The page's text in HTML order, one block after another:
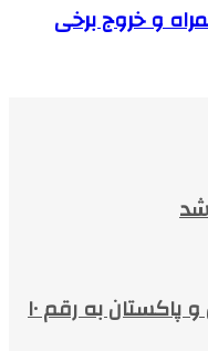
و خروج برخی
افزایش حجم تجارت بین ایران و پاکستان به رقم ۱۰